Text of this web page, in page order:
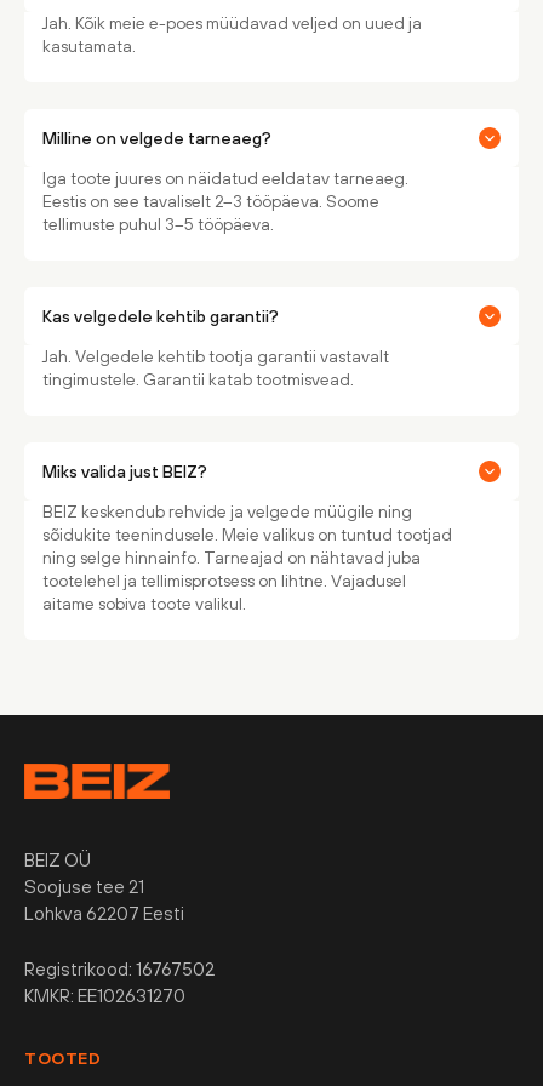
Jah. Kõik meie e-poes müüdavad veljed on uued ja
kasutamata.
Milline on velgede tarneaeg?
Iga toote juures on näidatud eeldatav tarneaeg.
Eestis on see tavaliselt 2–3 tööpäeva. Soome
tellimuste puhul 3–5 tööpäeva.
Kas velgedele kehtib garantii?
Jah. Velgedele kehtib tootja garantii vastavalt
tingimustele. Garantii katab tootmisvead.
Miks valida just BEIZ?
BEIZ keskendub rehvide ja velgede müügile ning
sõidukite teenindusele. Meie valikus on tuntud tootjad
ning selge hinnainfo. Tarneajad on nähtavad juba
tootelehel ja tellimisprotsess on lihtne. Vajadusel
aitame sobiva toote valikul.
BEIZ OÜ
Soojuse tee 21
Lohkva 62207 Eesti
Registrikood: 16767502
KMKR: EE102631270
TOOTED